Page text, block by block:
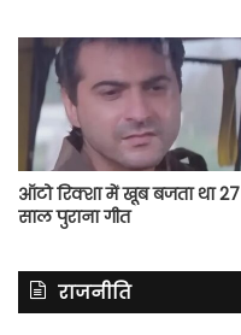
ऑटो रिक्शा में खूब बजता था 27
साल पुराना गीत
राजनीति